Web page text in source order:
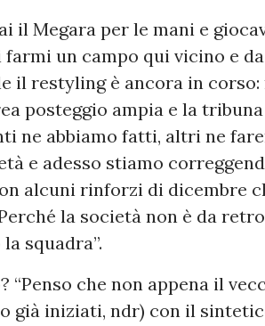
il Megara per le mani e
farmi un campo qui vicino e
il restyling è ancora in
posteggio ampia e la
ne abbiamo fatti, altri ne
e adesso stiamo
alcuni rinforzi di dicembre
la società non è da
squadra”.
“Penso che non appena il
già iniziati, ndr) con il